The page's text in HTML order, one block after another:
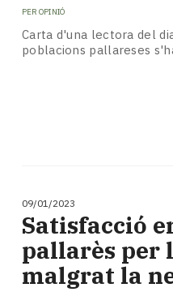
PER OPINIÓ
Carta d'una lectora del
poblacions pallareses
09/01/2023
Satisfacció
pallarès per
malgrat la